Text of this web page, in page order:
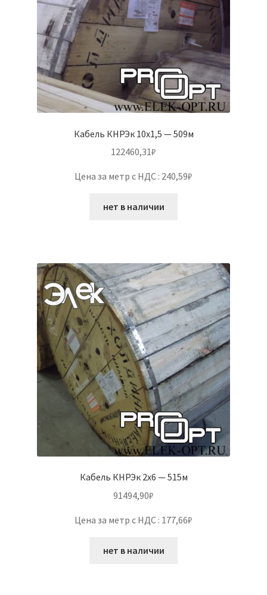
Кабель КНРЭк 10х1,5 — 509м
122460,31₽
Цена за метр с НДС : 240,59₽
нет в наличии
Кабель КНРЭк 2х6 — 515м
91494,90₽
Цена за метр с НДС : 177,66₽
нет в наличии